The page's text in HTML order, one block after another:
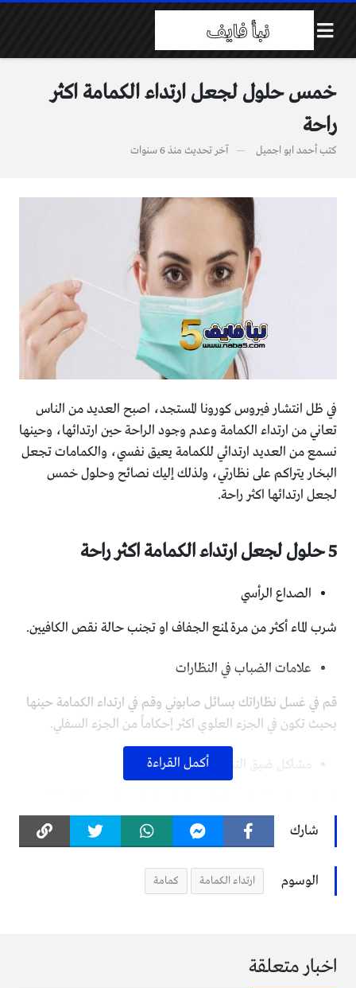
خمس حلول لجعل ارتداء الكمامة اكثر
راحة
كتبأحمد ابو اجميل آخر تحديث منذ 6 سنوات
في ظل انتشار فيروس كورونا المستجد، اصبح العديد من الناس
تعاني من ارتداء الكمامة وعدم وجود الراحة حين ارتدائها، وحينها
نسمع من العديد ارتدائي للكمامة يعيق نفسي، والكمامات تجعل
البخار يتراكم على نظارتي، ولذلك إليك نصائح وحلول خمس
لجعل ارتدائها اكثر راحة.
5 حلول لجعل ارتداء الكمامة اكثر راحة
الصداع الرأسي
شرب الماء أكثر من مرة لمنع الجفاف او تجنب حالة نقص الكافيين.
علامات الضباب في النظارات
قم في غسل نظاراتك بسائل صابوني وقم في ارتداء الكمامة حينها
بحيث تكون في الجزء العلوي اكثر إحكاماً من الجزء السفلي.
مشاكل ضيق التنفس
بمفردك دون ارتداء الكمامة لبعض لحظات.
قم في غسل الكمامة القماشية جيداً بشكل يومي، واستخدم
آلام الأذن وحساسية الجلد
أكمل القراءة
شارك
الوسوم ارتداء الكمامة كمامة
اخبار متعلقة